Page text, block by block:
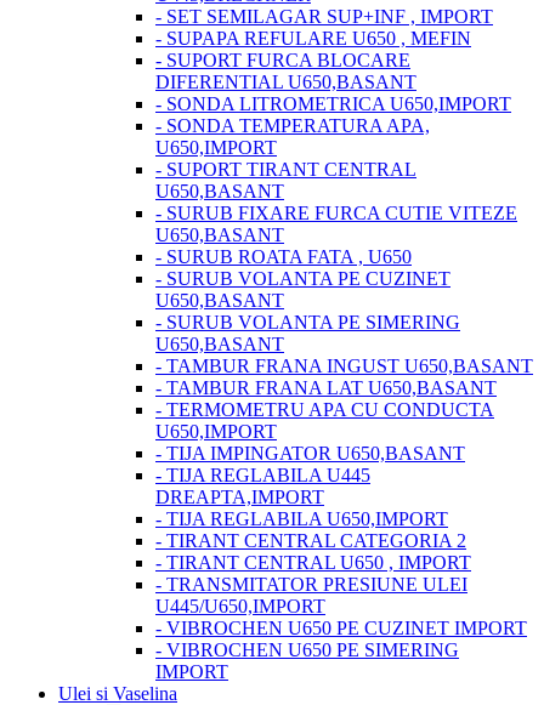
- SET SEMILAGAR SUP+INF , IMPORT
- SUPAPA REFULARE U650 , MEFIN
- SUPORT FURCA BLOCARE
DIFERENTIAL U650,BASANT
- SONDA LITROMETRICA U650,IMPORT
- SONDA TEMPERATURA APA,
U650,IMPORT
- SUPORT TIRANT CENTRAL
U650,BASANT
- SURUB FIXARE FURCA CUTIE VITEZE
U650,BASANT
- SURUB ROATA FATA , U650
- SURUB VOLANTA PE CUZINET
U650,BASANT
- SURUB VOLANTA PE SIMERING
U650,BASANT
- TAMBUR FRANA INGUST U650,BASANT
- TAMBUR FRANA LAT U650,BASANT
- TERMOMETRU APA CU CONDUCTA
U650,IMPORT
- TIJA IMPINGATOR U650,BASANT
- TIJA REGLABILA U445
DREAPTA,IMPORT
- TIJA REGLABILA U650,IMPORT
- TIRANT CENTRAL CATEGORIA 2
- TIRANT CENTRAL U650 , IMPORT
- TRANSMITATOR PRESIUNE ULEI
U445/U650,IMPORT
- VIBROCHEN U650 PE CUZINET IMPORT
- VIBROCHEN U650 PE SIMERING
IMPORT
Ulei si Vaselina